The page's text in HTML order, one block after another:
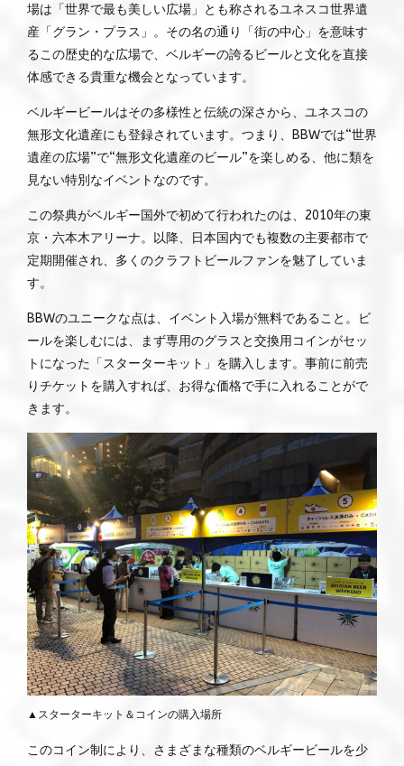
場は「世界で最も美しい広場」とも称されるユネスコ世界遺
産「グラン・プラス」。その名の通り「街の中心」を意味す
るこの歴史的な広場で、ベルギーの誇るビールと文化を直接
体感できる貴重な機会となっています。
ベルギービールはその多様性と伝統の深さから、ユネスコの
無形文化遺産にも登録されています。つまり、BBWでは“世界
遺産の広場”で“無形文化遺産のビール”を楽しめる、他に類を
見ない特別なイベントなのです。
この祭典がベルギー国外で初めて行われたのは、2010年の東
京・六本木アリーナ。以降、日本国内でも複数の主要都市で
定期開催され、多くのクラフトビールファンを魅了していま
す。
BBWのユニークな点は、イベント入場が無料であること。ビ
ールを楽しむには、まず専用のグラスと交換用コインがセッ
トになった「スターターキット」を購入します。事前に前売
りチケットを購入すれば、お得な価格で手に入れることがで
きます。
▲スターターキット＆コインの購入場所
このコイン制により、さまざまな種類のベルギービールを少